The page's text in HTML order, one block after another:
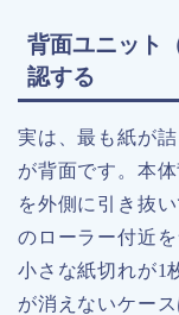
背面ユニット
認する
実は、最も紙が
が背面です。本
を外側に引き抜
のローラー付近
小さな紙切れが1
が消えないケー